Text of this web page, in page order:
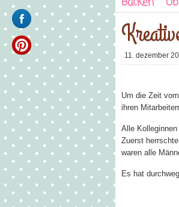
11. dezember
Um die Zeit
ihren
Alle
Zuerst
waren alle
Es hat